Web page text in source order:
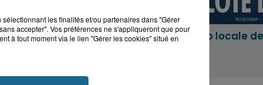
locale de l'Audomarois L'info locale
les finalités et/ou partenaires dans "Gérer
accepter". Vos préférences ne s'appliqueront que pour
à tout moment via le lien "Gérer les cookies" situé en